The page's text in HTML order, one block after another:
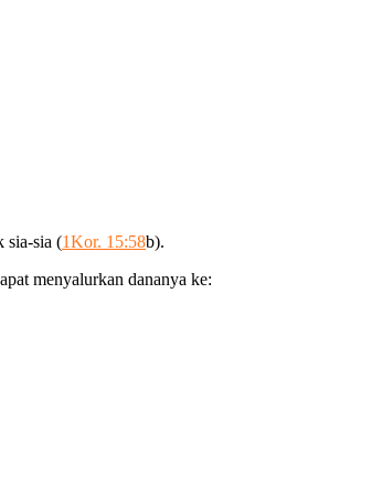
sia-sia (1Kor. 15:58b).
menyalurkan dananya ke: